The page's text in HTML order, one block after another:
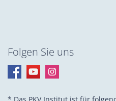
Folgen Sie uns